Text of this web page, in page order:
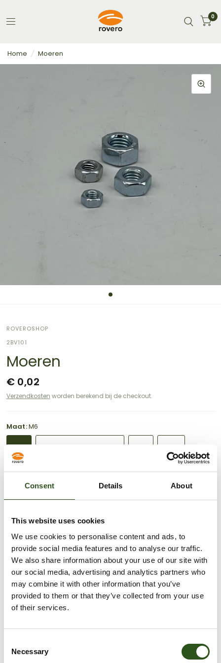
Consent Details About
This website uses cookies
We use cookies to personalise content and ads, to
provide social media features and to analyse our traffic.
We also share information about your use of our site with
our social media, advertising and analytics partners who
may combine it with other information that you’ve
provided to them or that they’ve collected from your use
of their services.
Necessary
0
Home / Moeren
ROVEROSHOP
2BV101
Moeren
€ 0,02
Verzendkosten worden berekend bij de checkout.
Maat:M6
M6
type:Borgmoer
Sizing guide
VOEG TOE AAN WINKELWAGEN
Afhaling is beschikbaar bijKrabbescheer 6
Openingstijden: